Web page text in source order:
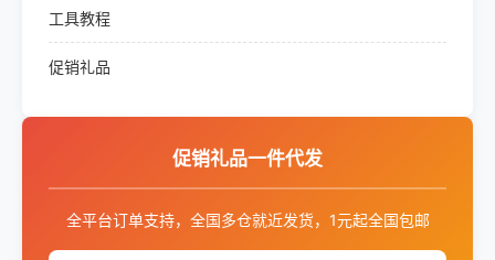
工具教程
促销礼品
促销礼品一件代发
全平台订单支持，全国多仓就近发货，1元起全国包邮